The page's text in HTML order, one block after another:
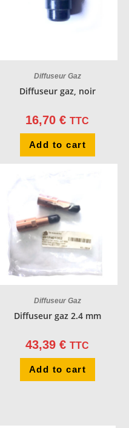
Diffuseur Gaz
Diffuseur gaz, noir
16,70€ TTC
Add to cart
Diffuseur Gaz
Diffuseur gaz 2.4 mm
43,39€ TTC
Add to cart